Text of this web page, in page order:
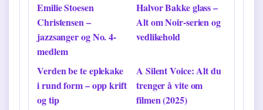
Emilie Stoesen
Christensen –
jazzsanger og No. 4-
medlem
Halvor Bakke glass –
Alt om Noir-serien og
vedlikehold
Verden be te eplekake
i rund form – opp krift
og tip
A Silent Voice: Alt du
trenger å vite om
filmen (2025)